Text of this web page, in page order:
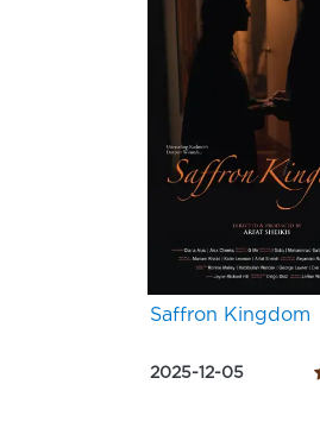
Saffron Kingdom
2025-12-05